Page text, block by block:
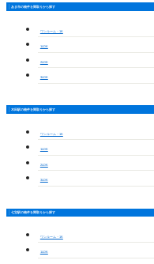
あま市の物件を間取りから探す
ワンルーム・1K
1LDK
2LDK
3LDK
木田駅の物件を間取りから探す
ワンルーム・1K
1LDK
2LDK
3LDK
七宝駅の物件を間取りから探す
ワンルーム・1K
1LDK